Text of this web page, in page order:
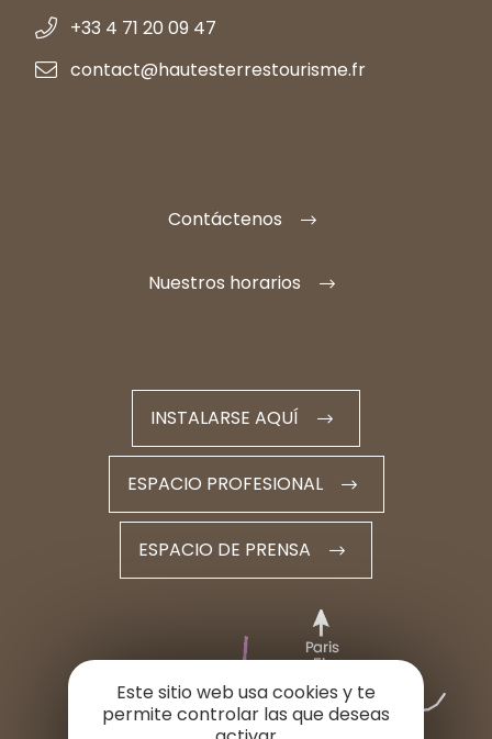
+33 4 71 20 09 47
contact@hautesterrestourisme.fr
Contáctenos
Nuestros horarios
INSTALARSE AQUÍ
ESPACIO PROFESIONAL
ESPACIO DE PRENSA
Este sitio web usa cookies y te
permite controlar las que deseas